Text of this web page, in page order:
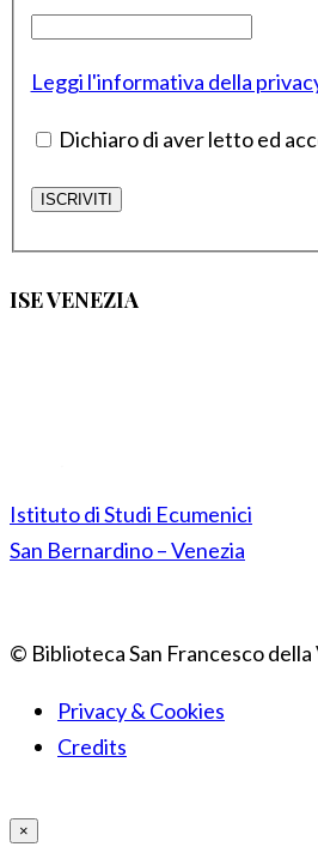
Leggi l'informativa della
Dichiaro di aver letto ed
ISE VENEZIA
Istituto di Studi Ecumenici
San Bernardino – Venezia
© Biblioteca San Francesco
Privacy & Cookies
Credits
×